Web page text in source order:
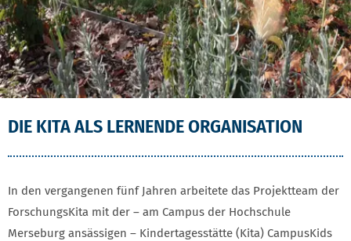
DIE KITA ALS LERNENDE ORGANISATION
In den vergangenen fünf Jahren arbeitete das Projektteam der
ForschungsKita mit der – am Campus der Hochschule
Merseburg ansässigen – Kindertagesstätte (Kita) CampusKids